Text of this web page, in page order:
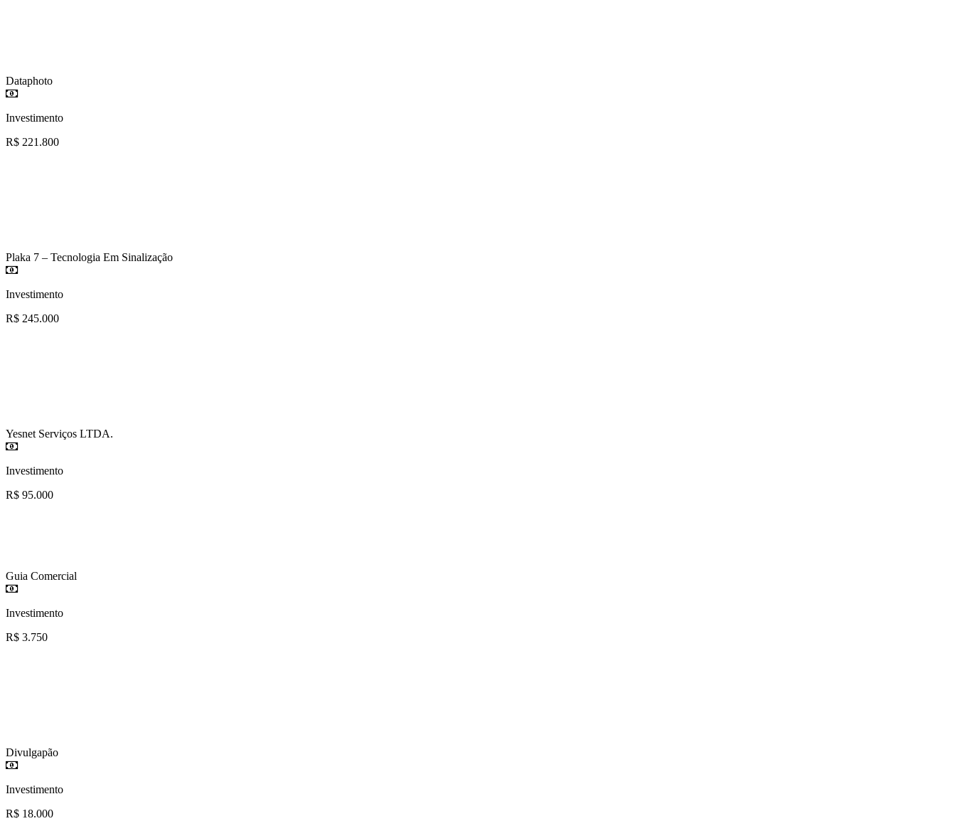
Dataphoto
Investimento
R$ 221.800
Plaka 7 – Tecnologia Em Sinalização
Investimento
R$ 245.000
Yesnet Serviços LTDA.
Investimento
R$ 95.000
Guia Comercial
Investimento
R$ 3.750
Divulgapão
Investimento
R$ 18.000